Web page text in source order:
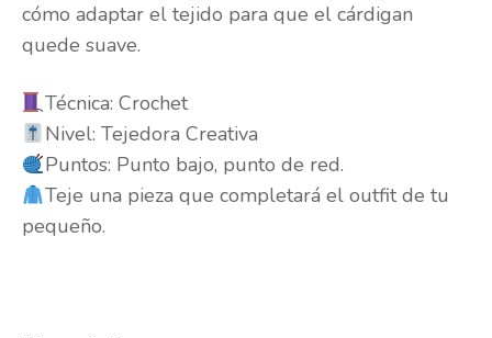
cómo adaptar el tejido para que el cárdigan
quede suave.
Técnica: Crochet
Nivel: Tejedora Creativa
Puntos: Punto bajo, punto de red.
Teje una pieza que completará el outfit de tu
pequeño.